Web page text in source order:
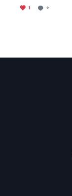
۰ ۱